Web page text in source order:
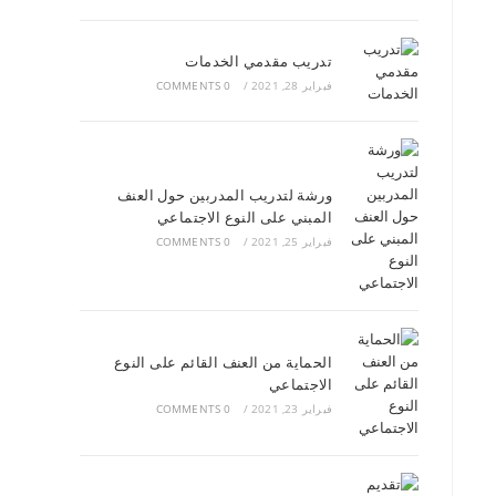
تدريب مقدمي الخدمات
فبراير 28, 2021 /
0 COMMENTS
ورشة لتدريب المدربين حول العنف
المبني على النوع الاجتماعي
فبراير 25, 2021 /
0 COMMENTS
الحماية من العنف القائم على النوع
الاجتماعي
فبراير 23, 2021 /
0 COMMENTS